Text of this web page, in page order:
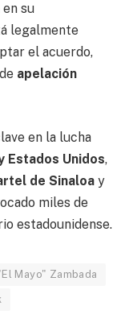
su
legalmente
el acuerdo,
apelación
en la lucha
Estados Unidos,
de Sinaloa y
miles de
estadounidense.
Mayo" Zambada